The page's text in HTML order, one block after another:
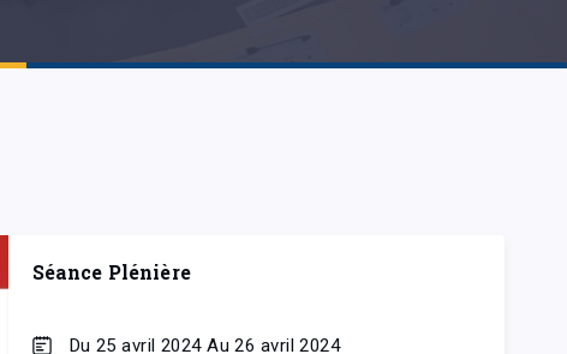
Séance Plénière
Du 25 avril 2024 Au 26 avril 2024